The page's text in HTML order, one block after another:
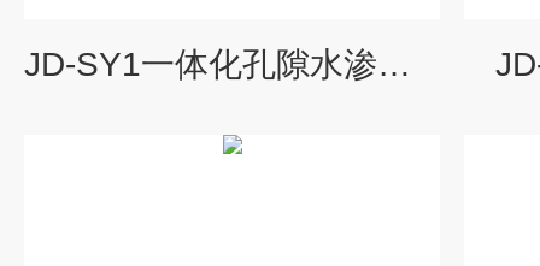
JD-SY1一体化孔隙水渗压监测站